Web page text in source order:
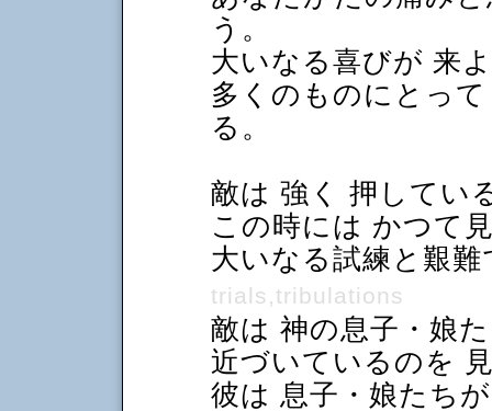
う。
大いなる喜びが 来
多くのものにとっ
る。
敵は 強く 押してい
この時には かつて
大いなる試練と艱
trials,tribulations
敵は 神の息子・娘
近づいているのを
彼は 息子・娘たち